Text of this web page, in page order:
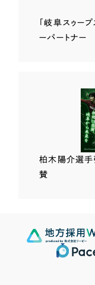
「岐阜スゥープ
ーパートナー
柏木陽介選手
賛